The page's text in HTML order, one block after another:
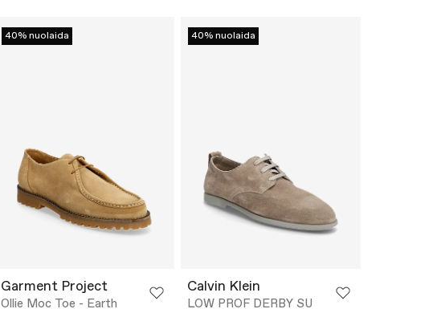
40% nuolaida
Garment Project
Ollie Moc Toe - Earth
40% nuolaida
Calvin Klein
LOW PROF DERBY SU